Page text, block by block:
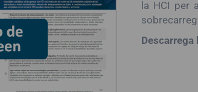
la HCI per
Descarrega